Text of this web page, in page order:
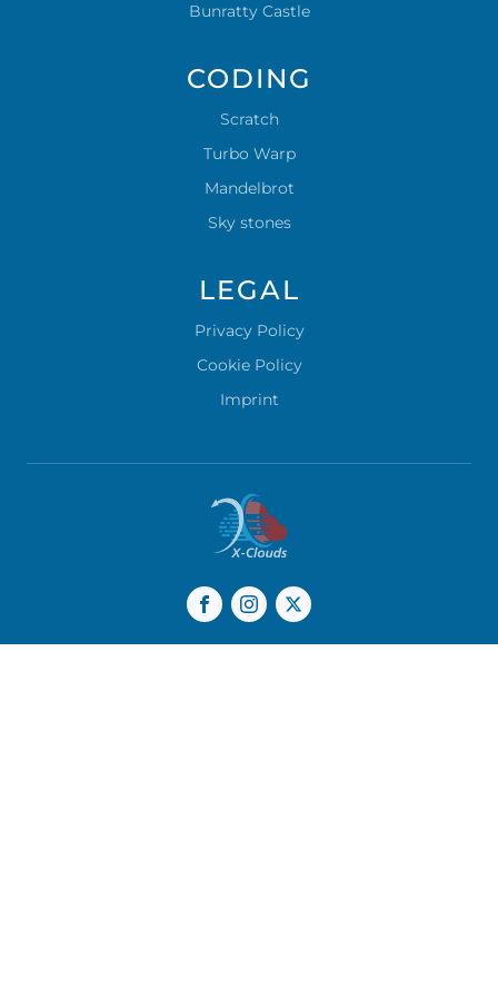
Bunratty Castle
CODING
Scratch
Turbo Warp
Mandelbrot
Sky stones
LEGAL
Privacy Policy
Cookie Policy
Imprint